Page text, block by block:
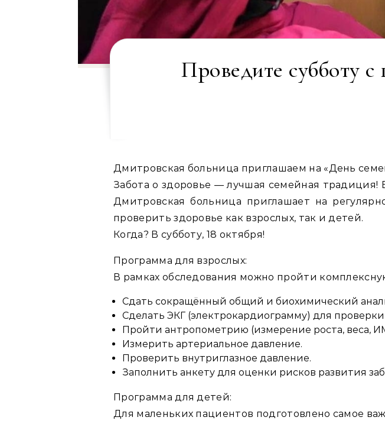
Проведите субботу с
Дмитровская больница приглашаем на «День
Забота о здоровье — лучшая семейная
Дмитровская больница приглашает на
проверить здоровье как взрослых, так и детей.
Когда? В субботу, 18 октября!
Программа для взрослых:
В рамках обследования можно пройти
Сдать сокращённый общий и биохимический
Сделать ЭКГ (электрокардиограмму) для
Пройти антропометрию (измерение роста, веса,
Измерить артериальное давление.
Проверить внутриглазное давление.
Заполнить анкету для оценки рисков развития
Программа для детей:
Для маленьких пациентов подготовлено самое